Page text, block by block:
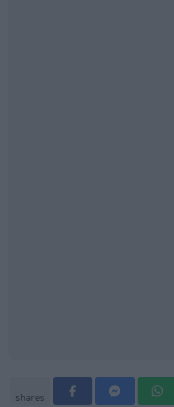
shares